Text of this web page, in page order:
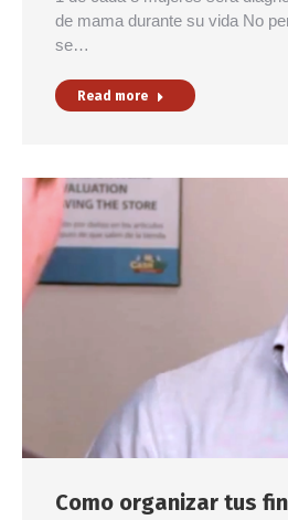
de mama durante su vida No
se…
Read more
Como organizar tus